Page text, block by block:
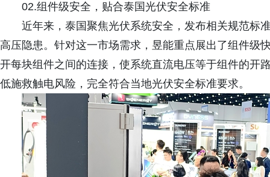
02.组件级安全，贴合泰国光伏安全标准
近年来，泰国聚焦光伏系统安全，发布相关规范标
高压隐患。针对这一市场需求，昱能重点展出了组件级
开每块组件之间的连接，使系统直流电压等于组件的开
低施救触电风险，完全符合当地光伏安全标准要求。